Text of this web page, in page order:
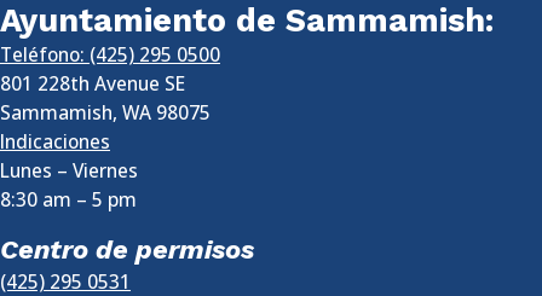
Ayuntamiento de Sammamish:
Teléfono: (425) 295 0500
801 228th Avenue SE
Sammamish, WA 98075
Indicaciones
Lunes – Viernes
8:30 am – 5 pm
Centro de permisos
(425) 295 0531